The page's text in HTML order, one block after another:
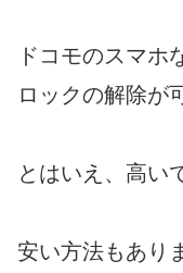
ドコモのスマホ
ロックの解除が
とはいえ、高い
安い方法もあり